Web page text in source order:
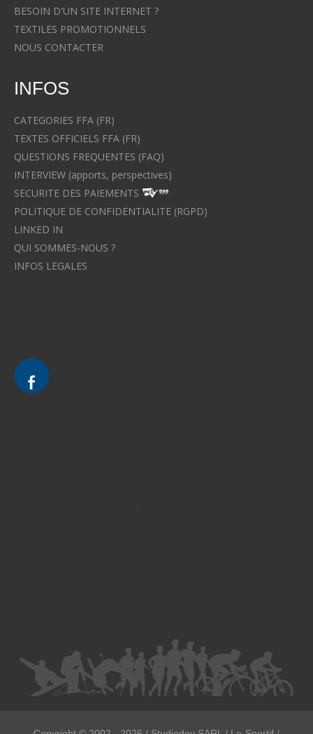
BESOIN D'UN SITE INTERNET ?
TEXTILES PROMOTIONNELS
NOUS CONTACTER
INFOS
CATEGORIES FFA (FR)
TEXTES OFFICIELS FFA (FR)
QUESTIONS FREQUENTES (FAQ)
INTERVIEW (apports, perspectives)
SECURITE DES PAIEMENTS
POLITIQUE DE CONFIDENTIALITE (RGPD)
LINKED IN
QUI SOMMES-NOUS ?
INFOS LEGALES